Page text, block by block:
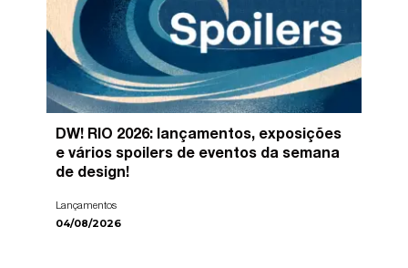
DW! RIO 2026: lançamentos, exposições
e vários spoilers de eventos da semana
de design!
Lançamentos
04/08/2026